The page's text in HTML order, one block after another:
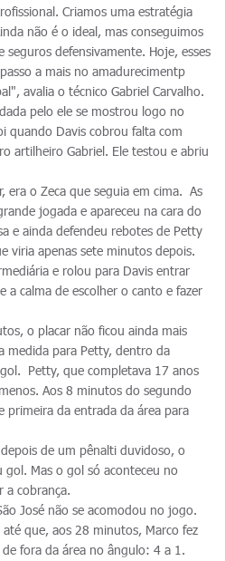
Criamos uma estratégia
não é o ideal, mas conseguimos
seguros defensivamente. Hoje, esses
a mais no amadurecimentp
avalia o técnico Gabriel Carvalho.
pelo ele se mostrou logo no
quando Davis cobrou falta com
artilheiro Gabriel. Ele testou e abriu
era o Zeca que seguia em cima. As
jogada e apareceu na cara do
e ainda defendeu rebotes de Petty
viria apenas sete minutos depois.
e rolou para Davis entrar
a calma de escolher o canto e fazer
o placar não ficou ainda mais
medida para Petty, dentro da
Petty, que completava 17 anos
Aos 8 minutos do segundo
da entrada da área para
de um pênalti duvidoso, o
gol. Mas o gol só aconteceu no
a cobrança.
José não se acomodou no jogo.
que, aos 28 minutos, Marco fez
fora da área no ângulo: 4 a 1.